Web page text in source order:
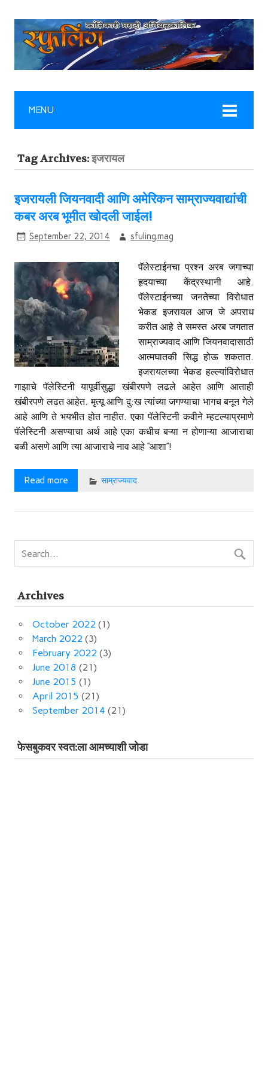
MENU
Tag Archives:इजरायल
इजरायली जियनवादी आणि अमेरिकन साम्राज्यवाद्यांची
कबर अरब भूमीत खोदली जाईल!
September 22, 2014 sfuling.mag
पॅलेस्टाईनचा प्रश्न अरब जगाच्या
हृदयाच्या केंद्रस्थानी आहे.
पॅलेस्टाईनच्या जनतेच्या विरोधात
भेकड इजरायल आज जे अपराध
करीत आहे ते समस्त अरब जगतात
साम्राज्यवाद आणि जियनवादासाठी
आत्मघातकी सिद्ध होऊ शकतात.
इजरायलच्या भेकड हल्ल्यांविरोधात
गाझाचे पॅलेस्टिनी यापूर्वीसुद्धा खंबीरपणे लढले आहेत आणि आताही
खंबीरपणे लढत आहेत. मृत्यू आणि दु:ख त्यांच्या जगण्याचा भागच बनून गेले
आहे आणि ते भयभीत होत नाहीत. एका पॅलेस्टिनी कवीने म्हटल्याप्रमाणे
पॅलेस्टिनी असण्याचा अर्थ आहे एका कधीच बऱ्या न होणाऱ्या आजाराचा
बळी असणे आणि त्या आजाराचे नाव आहे ‘‘आशा’’!
Read more साम्राज्‍यवाद
Archives
October 2022 (1)
March 2022 (3)
February 2022 (3)
June 2018 (21)
June 2015 (1)
April 2015 (21)
September 2014 (21)
फेसबुकवर स्‍वत:ला आमच्‍याशी जोडा